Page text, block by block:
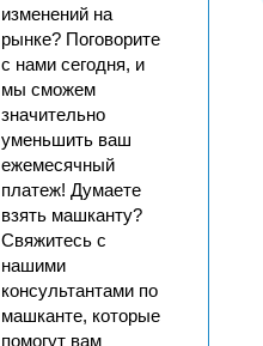
изменений на
рынке? Поговорите
с нами сегодня, и
мы сможем
значительно
уменьшить ваш
ежемесячный
платеж! Думаете
взять машканту?
Свяжитесь с
нашими
консультантами по
машканте, которые
помогут вам